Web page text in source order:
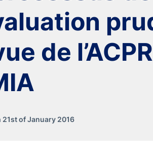
de
21st of January 2016